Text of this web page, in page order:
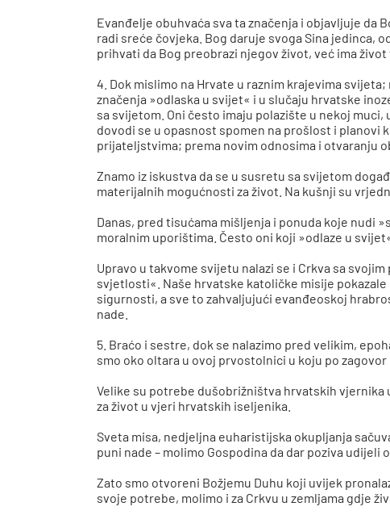
Evanđelje obuhvaća sva ta značenja i objavljuje da
radi sreće čovjeka. Bog daruje svoga Sina jedinca,
prihvati da Bog preobrazi njegov život, već ima
4. Dok mislimo na Hrvate u raznim krajevima
značenja »odlaska u svijet« i u slučaju hrvatske
sa svijetom. Oni često imaju polazište u nekoj
dovodi se u opasnost spomen na prošlost i planovi
prijateljstvima; prema novim odnosima i otvaranju
Znamo iz iskustva da se u susretu sa svijetom
materijalnih mogućnosti za život. Na kušnji su
Danas, pred tisućama mišljenja i ponuda koje nudi
moralnim uporištima. Često oni koji »odlaze u
Upravo u takvome svijetu nalazi se i Crkva sa
svjetlosti«. Naše hrvatske katoličke misije
sigurnosti, a sve to zahvaljujući evanđeoskoj
nade.
5. Braćo i sestre, dok se nalazimo pred velikim,
smo oko oltara u ovoj prvostolnici u koju po
Velike su potrebe dušobrižništva hrvatskih vjernika
za život u vjeri hrvatskih iseljenika.
Sveta misa, nedjeljna euharistijska okupljanja
puni nade – molimo Gospodina da dar poziva udijeli
Zato smo otvoreni Božjemu Duhu koji uvijek
svoje potrebe, molimo i za Crkvu u zemljama gdje